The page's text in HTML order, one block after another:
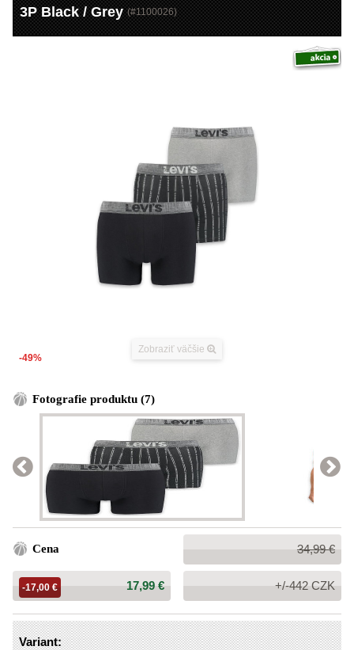
3P Black / Grey (#1100026)
Zobraziť väčšie
-49%
Fotografie produktu (7)
Cena
Bežná
cena:
34,99 €
Cena:
17,99 €
-17,00 € +/-442 CZK
Variant: